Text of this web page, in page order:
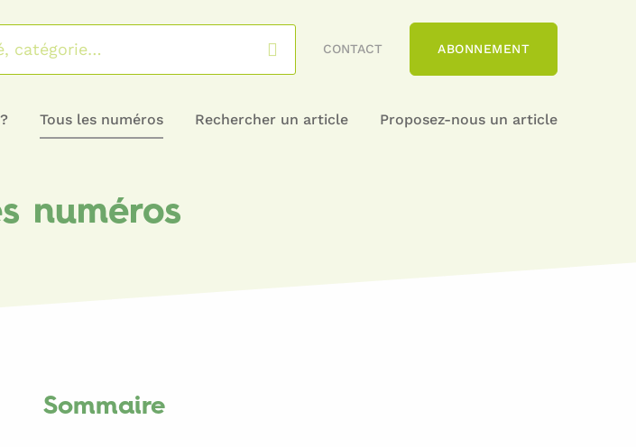
CONTACT ABONNEMENT
Tous les numéros Rechercher un article Proposez-nous un article
numéros
Sommaire